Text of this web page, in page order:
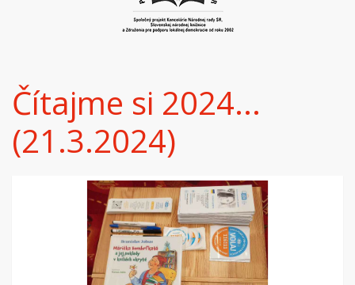
Čítajme si 2024...
(21.3.2024)